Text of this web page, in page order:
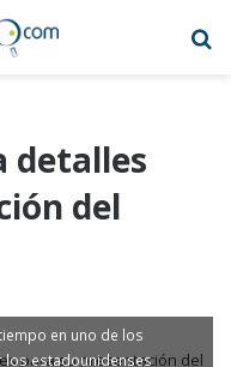
detalles
del
en uno de los
estadounidenses